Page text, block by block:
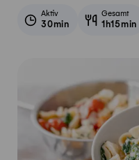
Aktiv
30min
Gesamt
1h15min